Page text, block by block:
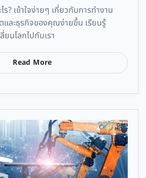
? เข้าใจง่ายๆ เกี่ยวกับการทำงาน
และธุรกิจของคุณง่ายขึ้น เรียนรู้
ยนโลกไปกับเรา
Read More